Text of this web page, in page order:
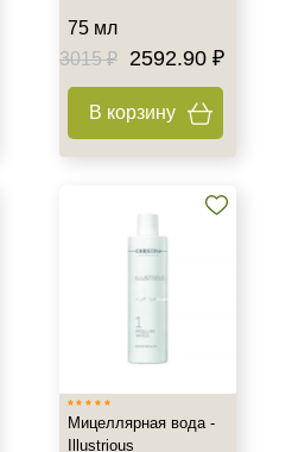
75 мл
3015 ₽
2592.90 ₽
В корзину
Мицеллярная вода -
Illustrious